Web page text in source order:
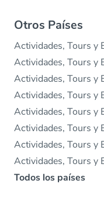
Otros Países
Actividades, Tours y
Actividades, Tours y
Actividades, Tours y
Actividades, Tours y
Actividades, Tours y
Actividades, Tours y
Actividades, Tours y
Actividades, Tours y
Todos los países